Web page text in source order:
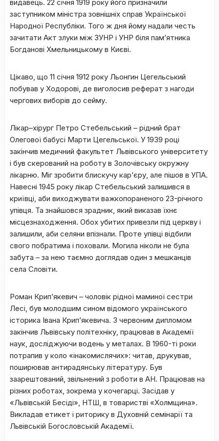
видавець. 22 січня 1919 року його призначили
заступником міністра зовнішніх справ Української
Народної Республіки. Того ж дня йому надали честь
зачитати Акт злуки між ЗУНР і УНР біля пам’ятника
Богданові Хмельницькому в Києві.
Цікаво, що 11 січня 1912 року Льонгин Цегельський
побував у Ходорові, де виголосив реферат з нагоди
чергових виборів до сейму.
Лікар–хірург Петро Стебельський – рідний брат
Олегової бабусі Марти Цегельської. У 1939 році
закінчив медичний факультет Львівського університету
і був скерований на роботу в Золочівську окружну
лікарню. Міг зробити блискучу кар’єру, але пішов в УПА.
Навесні 1945 року лікар Стебельський залишився в
криївці, аби виходжувати важкопораненого 23-річного
упівця. Та знайшовся зрадник, який виказав їхнє
місцезнаходження. Обох убитих привезли під церкву і
залишили, аби селяни впізнали. Проте упівці відбили
свого побратима і поховали. Могила ніколи не була
забута – за нею таємно доглядав один з мешканців
села Словіти.
Роман Крип’якевич – чоловік рідної маминої сестри
Лесі, був молодшим сином відомого українського
історика Івана Крип’якевича. З червоним дипломом
закінчив Львівську політехніку, працював в Академії
наук, досліджуючи водень у металах. В 1960-ті роки
потрапив у коло «інакомислячих»: читав, друкував,
поширював антирадянську літературу. Був
заарештований, звільнений з роботи в АН. Працював на
різних роботах, зокрема у кочегарці. Засідав у
«Львівській Бесіді», НТШ, в товаристві «Холмщина».
Викладав етикет і риторику в Духовній семінарії та
Львівській Богословській Академії.